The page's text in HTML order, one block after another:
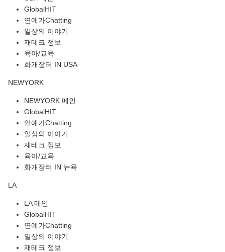
GlobalHIT
연예가Chatting
일상의 이야기
재테크 정보
육아/교육
화개장터 IN USA
NEWYORK
NEWYORK 메인
GlobalHIT
연예가Chatting
일상의 이야기
재테크 정보
육아/교육
화개장터 IN 뉴욕
LA
LA 메인
GlobalHIT
연예가Chatting
일상의 이야기
재테크 정보